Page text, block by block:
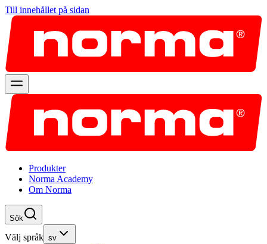
Till innehållet på sidan
Produkter
Norma Academy
Om Norma
Sök
Välj språk sv